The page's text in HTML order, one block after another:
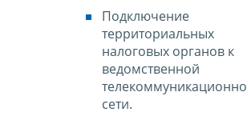
Подключение
территориальных
налоговых органов к
ведомственной
сети.